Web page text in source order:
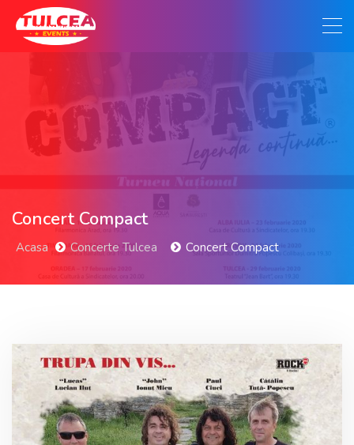
Concert Compact
Acasa Concerte Tulcea Concert Compact